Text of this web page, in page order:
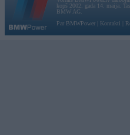
kopš 2002. gada 14. maija.
BMW AG.
Par BMWPower
Kontakti